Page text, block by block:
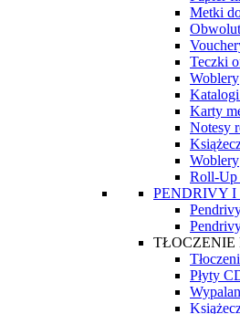
Metki
Teczki
Woblery
Karty
Notesy
Woblery
Roll-Up
PENDRIVY
Płyty